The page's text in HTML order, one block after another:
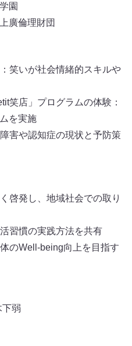
園
廣倫理財団
笑いが社会情緒的スキルや
笑店」プログラムの体験：
を実施
害や認知症の現状と予防策
啓発し、地域社会での取り
習慣の実践方法を共有
のWell-being向上を目指す
下弱